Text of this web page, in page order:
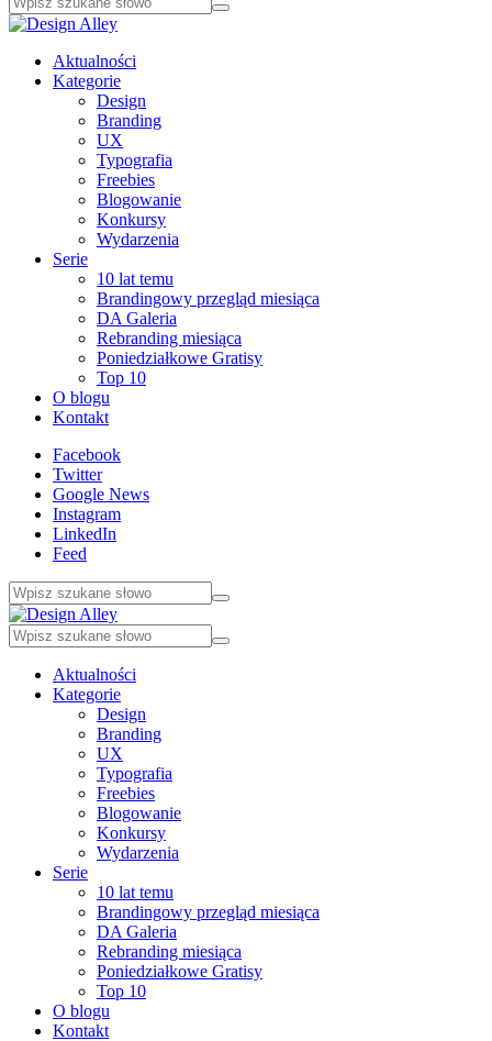
Aktualności
Kategorie
Design
Branding
UX
Typografia
Freebies
Blogowanie
Konkursy
Wydarzenia
Serie
10 lat temu
Brandingowy przegląd miesiąca
DA Galeria
Rebranding miesiąca
Poniedziałkowe Gratisy
Top 10
O blogu
Kontakt
Facebook
Twitter
Google News
Instagram
LinkedIn
Feed
Aktualności
Kategorie
Design
Branding
UX
Typografia
Freebies
Blogowanie
Konkursy
Wydarzenia
Serie
10 lat temu
Brandingowy przegląd miesiąca
DA Galeria
Rebranding miesiąca
Poniedziałkowe Gratisy
Top 10
O blogu
Kontakt